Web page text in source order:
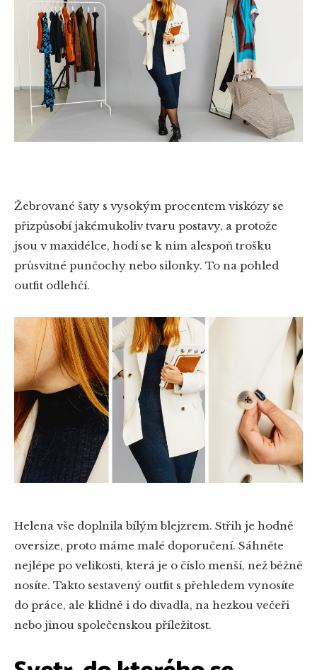
Žebrované šaty s vysokým procentem viskózy se
přizpůsobí jakémukoliv tvaru postavy, a protože
jsou v maxidélce, hodí se k nim alespoň trošku
průsvitné punčochy nebo silonky. To na pohled
outfit odlehčí.
Helena vše doplnila bílým blejzrem. Střih je hodně
oversize, proto máme malé doporučení. Sáhněte
nejlépe po velikosti, která je o číslo menší, než běžně
nosíte. Takto sestavený outfit s přehledem vynosíte
do práce, ale klidně i do divadla, na hezkou večeři
nebo jinou společenskou příležitost.